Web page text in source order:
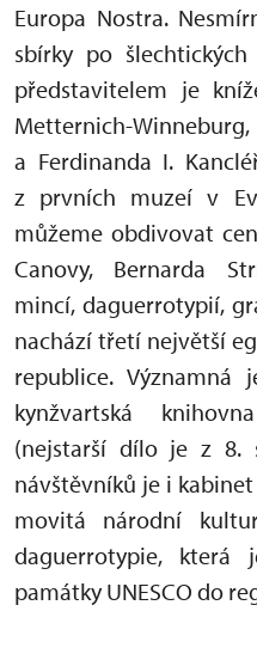
Europa Nostra.
sbírky po
představitelem je
Metternich-
a Ferdinanda I.
z prvních muzeí v
můžeme obdivovat
Canovy, Bernarda
mincí, daguerrotypií,
nachází třetí největší
republice.
kynžvartská
(nejstarší dílo je z 8.
návštěvníků je i
movitá národní
daguerrotypie, která
památky UNESCO do